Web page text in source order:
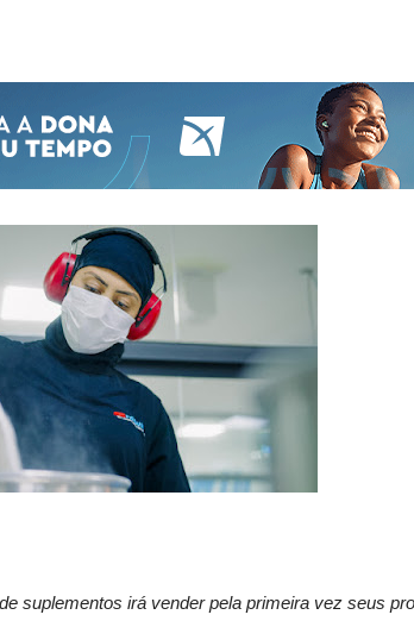
suplementos irá vender pela primeira vez seus